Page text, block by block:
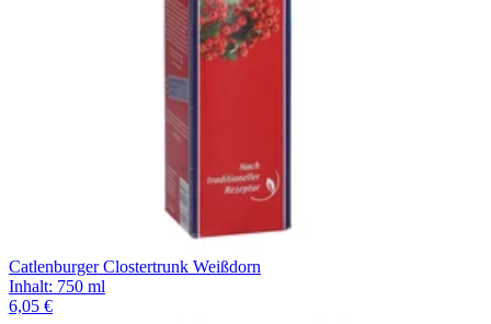
Catlenburger Clostertrunk Weißdorn
Inhalt: 750 ml
6,05 €